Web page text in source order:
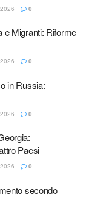
0
e Migranti: Riforme
0
in Russia:
0
Paesi
0
secondo